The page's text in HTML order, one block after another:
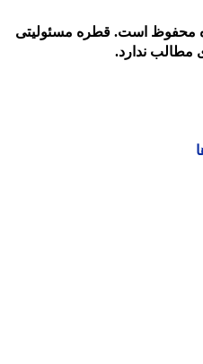
است. قطره مسئولیتی
ندارد.